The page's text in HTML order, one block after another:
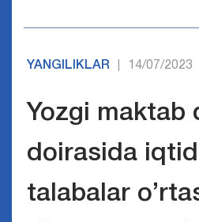
YANGILIKLAR 14/07/2023
Yozgi maktab
doirasida
talabalar